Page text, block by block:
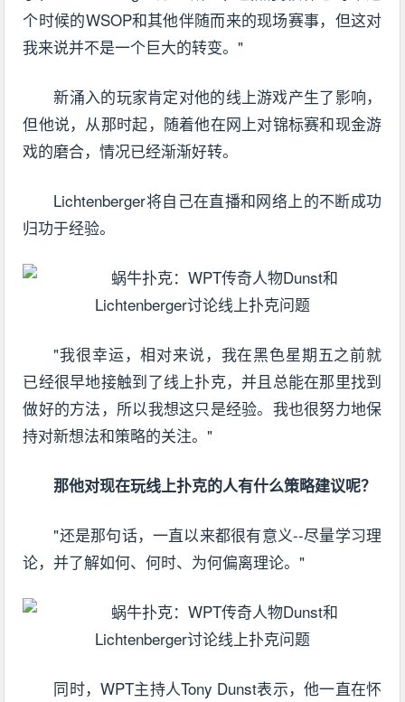
个时候的WSOP和其他伴随而来的现场赛事，但这对
我来说并不是一个巨大的转变。"
新涌入的玩家肯定对他的线上游戏产生了影响，
但他说，从那时起，随着他在网上对锦标赛和现金游
戏的磨合，情况已经渐渐好转。
Lichtenberger将自己在直播和网络上的不断成功
归功于经验。
"我很幸运，相对来说，我在黑色星期五之前就
已经很早地接触到了线上扑克，并且总能在那里找到
做好的方法，所以我想这只是经验。我也很努力地保
持对新想法和策略的关注。"
那他对现在玩线上扑克的人有什么策略建议呢？
"还是那句话，一直以来都很有意义--尽量学习理
论，并了解如何、何时、为何偏离理论。"
同时，WPT主持人Tony Dunst表示，他一直在怀